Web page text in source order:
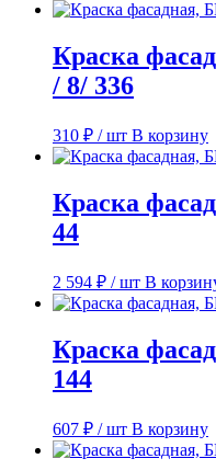
Краска
/ 8/ 336
310 ₽ / шт В корзину
Краска
44
2 594 ₽ / шт В
Краска
144
607 ₽ / шт В корзину